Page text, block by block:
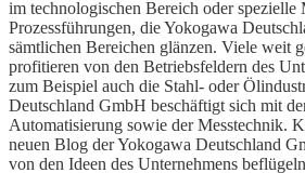
im technologischen Bereich oder spezielle
Prozessführungen, die Yokogawa
sämtlichen Bereichen glänzen. Viele weit
profitieren von den Betriebsfeldern des
zum Beispiel auch die Stahl- oder
Deutschland GmbH beschäftigt sich mit
Automatisierung sowie der Messtechnik.
neuen Blog der Yokogawa Deutschland
von den Ideen des Unternehmens